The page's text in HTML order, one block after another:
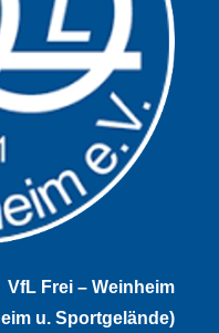
VfL Frei – Weinheim
u. Sportgelände)